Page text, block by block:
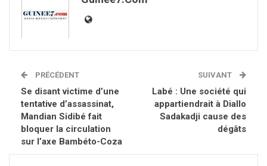
PRÉCÉDENT
Se disant victime d’une
tentative d’assassinat,
Mandian Sidibé fait
bloquer la circulation
sur l’axe Bambéto-Coza
SUIVANT
Labé : Une société qui
appartiendrait à Diallo
Sadakadji cause des
dégâts